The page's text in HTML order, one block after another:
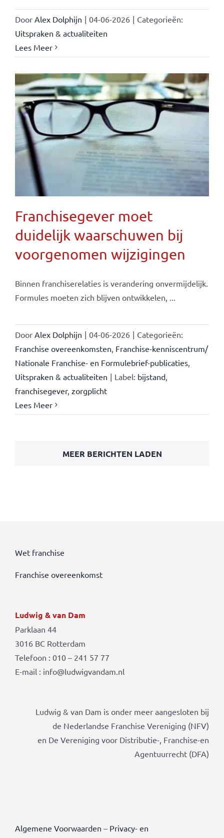
Door Alex Dolphijn | 04-06-2026 | Categorieën:
Uitspraken & actualiteiten
Lees Meer
Franchisegever moet
duidelijk waarschuwen bij
voorgenomen wijzigingen
Binnen franchiserelaties is verandering onvermijdelijk.
Formules moeten zich blijven ontwikkelen, ...
Door Alex Dolphijn | 04-06-2026 | Categorieën:
Franchise overeenkomsten Franchise-kenniscentrum/
Nationale Franchise- en Formulebrief-publicaties,
Uitspraken & actualiteiten | Label: bijstand,
franchisegever, zorgplicht
Lees Meer
MEER BERICHTEN LADEN
Wet franchise
Franchise overeenkomst
Ludwig & van Dam
Parklaan 44
3016 BC Rotterdam
Telefoon : 010 – 241 57 77
E-mail : info@ludwigvandam.nl
Ludwig & van Dam is onder meer aangesloten bij
de Nederlandse Franchise Vereniging (NFV)
en De Vereniging voor Distributie-, Franchise-en
Agentuurrecht (DFA)
Algemene Voorwaarden – Privacy- en